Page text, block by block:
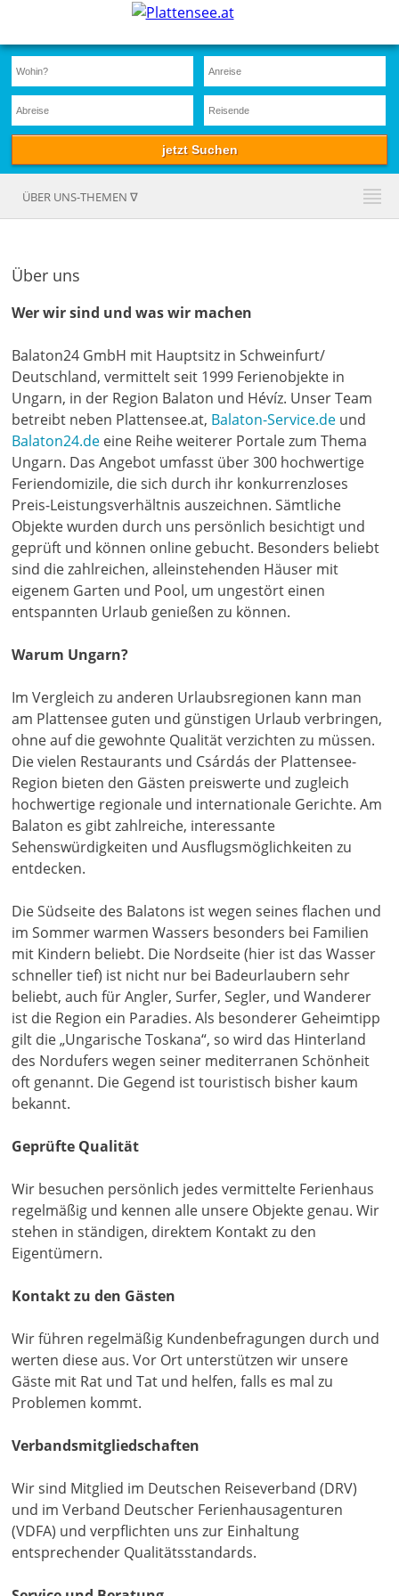
ÜBER UNS-THEMEN ∇
Über uns
Wer wir sind und was wir machen
Balaton24 GmbH mit Hauptsitz in Schweinfurt/
Deutschland, vermittelt seit 1999 Ferienobjekte in
Ungarn, in der Region Balaton und Hévíz. Unser Team
betreibt neben Plattensee.at, Balaton-Service.de und
Balaton24.de eine Reihe weiterer Portale zum Thema
Ungarn. Das Angebot umfasst über 300 hochwertige
Feriendomizile, die sich durch ihr konkurrenzloses
Preis-Leistungsverhältnis auszeichnen. Sämtliche
Objekte wurden durch uns persönlich besichtigt und
geprüft und können online gebucht. Besonders beliebt
sind die zahlreichen, alleinstehenden Häuser mit
eigenem Garten und Pool, um ungestört einen
entspannten Urlaub genießen zu können.
Warum Ungarn?
Im Vergleich zu anderen Urlaubsregionen kann man
am Plattensee guten und günstigen Urlaub verbringen,
ohne auf die gewohnte Qualität verzichten zu müssen.
Die vielen Restaurants und Csárdás der Plattensee-
Region bieten den Gästen preiswerte und zugleich
hochwertige regionale und internationale Gerichte. Am
Balaton es gibt zahlreiche, interessante
Sehenswürdigkeiten und Ausflugsmöglichkeiten zu
entdecken.
Die Südseite des Balatons ist wegen seines flachen und
im Sommer warmen Wassers besonders bei Familien
mit Kindern beliebt. Die Nordseite (hier ist das Wasser
schneller tief) ist nicht nur bei Badeurlaubern sehr
beliebt, auch für Angler, Surfer, Segler, und Wanderer
ist die Region ein Paradies. Als besonderer Geheimtipp
gilt die „Ungarische Toskana“, so wird das Hinterland
des Nordufers wegen seiner mediterranen Schönheit
oft genannt. Die Gegend ist touristisch bisher kaum
bekannt.
Geprüfte Qualität
Wir besuchen persönlich jedes vermittelte Ferienhaus
regelmäßig und kennen alle unsere Objekte genau. Wir
stehen in ständigen, direktem Kontakt zu den
Eigentümern.
Kontakt zu den Gästen
Wir führen regelmäßig Kundenbefragungen durch und
werten diese aus. Vor Ort unterstützen wir unsere
Gäste mit Rat und Tat und helfen, falls es mal zu
Problemen kommt.
Verbandsmitgliedschaften
Wir sind Mitglied im Deutschen Reiseverband (DRV)
und im Verband Deutscher Ferienhausagenturen
(VDFA) und verpflichten uns zur Einhaltung
entsprechender Qualitätsstandards.